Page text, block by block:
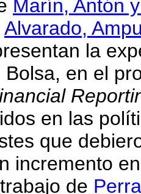
Marín, Antón
Alvarado,
la
en el
en las
que
incremento
de